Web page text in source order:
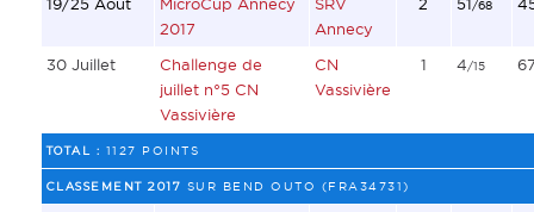
19/25 Aout
MicroCup Annecy
2017
SRV
Annecy
2 51/68
30 Juillet
Challenge de
juillet n°5 CN
Vassivière
CN
Vassivière
1 4/15
TOTAL : 1127 POINTS
CLASSEMENT 2017 SUR BEND OUTO (FRA34731)